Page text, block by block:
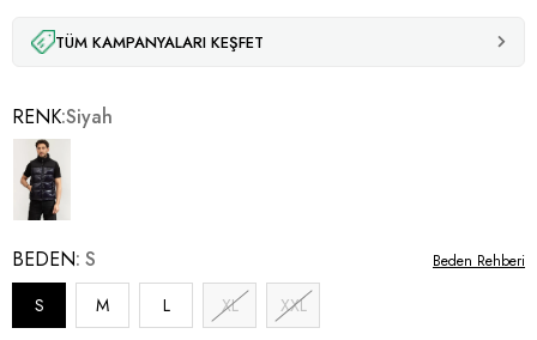
TÜM KAMPANYALARI KEŞFET
RENKSiyah
BEDEN S
S M L XL XXL
Beden Rehberi